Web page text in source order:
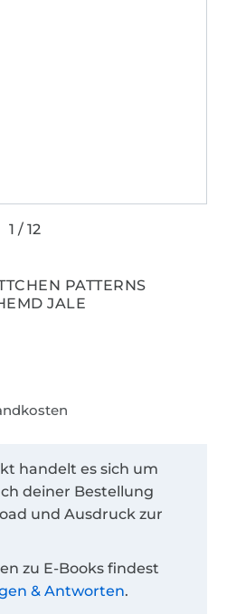
PATTERNS
JALE
handelt es sich um
deiner Bestellung
und Ausdruck zur
zu E-Books findest
& Antworten.